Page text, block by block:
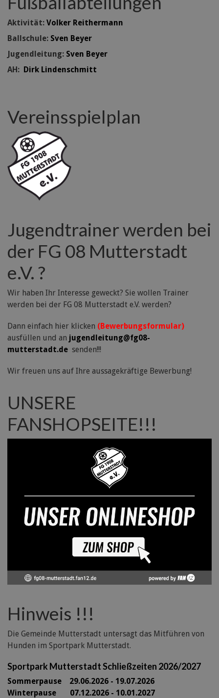
Aktivität: Volker Reithermann
Ballschule: Sven Beyer
Jugendleitung: Sven Beyer
AH: Dirk Lindenschmitt
Vereinsspielplan
Jugendtrainer werden bei
der FG 08 Mutterstadt
e.V. ?
Wir haben Ihr Interesse geweckt? Sie wollen Trainer
werden bei der FG 08 Mutterstadt e.V. werden?
Dann einfach hier klicken (Bewerbungsformular)
ausfüllen und an jugendleitung@fg08-
mutterstadt.de senden!!!
Wir freuen uns auf Ihre aussagekräftige Bewerbung!
UNSERE
FANSHOPSEITE!!!
Hinweis !!!
Die Gemeinde Mutterstadt untersagt das Mitführen von
Hunden im Sportpark Mutterstadt.
Sportpark Mutterstadt Schließzeiten 2026/2027
Sommerpause 29.06.2026 - 19.07.2026
Winterpause 07.12.2026 - 10.01.2027